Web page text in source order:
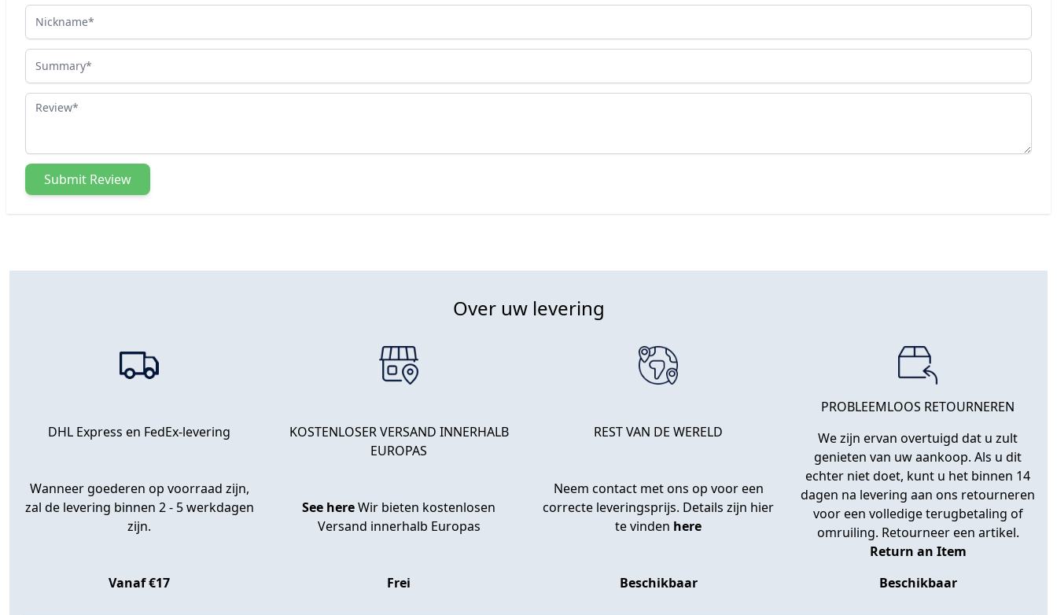
Nickname
Summary
Review
Submit Review
Over uw levering
DHL Express en FedEx-levering
Wanneer goederen op voorraad zijn,
zal de levering binnen 2 - 5 werkdagen
zijn.
Vanaf €17
KOSTENLOSER VERSAND INNERHALB
EUROPAS
See hereWir bieten kostenlosen
Versand innerhalb Europas
Frei
REST VAN DE WERELD
Neem contact met ons op voor een
correcte leveringsprijs. Details zijn hier
te vinden here
Beschikbaar
PROBLEEMLOOS RETOURNEREN
We zijn ervan overtuigd dat u zult
genieten van uw aankoop. Als u dit
echter niet doet, kunt u het binnen 14
dagen na levering aan ons retourneren
voor een volledige terugbetaling of
omruiling. Retourneer een artikel.
Return an Item
Beschikbaar